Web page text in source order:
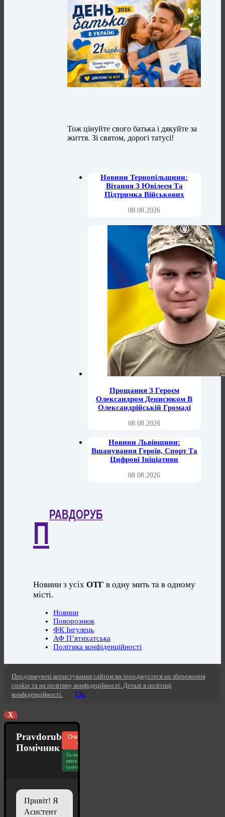
Тож цінуйте свого батька і дякуйте за
життя. Зі святом, дорогі татусі!
Новини Тернопільщини:
Вітання З Ювілеєм Та
Підтримка Військових
08.08.2026
Прощання З Героєм
Олександром Денисюком В
Олександрійській Громаді
08.08.2026
Новини Львівщини:
Вшанування Героїв, Спорт Та
Цифрові Ініціативи
08.08.2026
П
РАВДОРУБ
Новини з усіхОТГ в одну мить та в одному
місті.
Новини
Поворознюк
ФК Інгулець
АФ П’ятихатська
Політика конфіденційності
Продовжуючі користування сайтом ви погоджуєтеся на збереження
cookie та на політику конфідеційності. Деталі в політиці
конфіденційності.
Ок
X
Pravdorub
Помічник
Очистити
чат
Залишилось
питань
сьогодні: 20
Привіт! Я
Асистент